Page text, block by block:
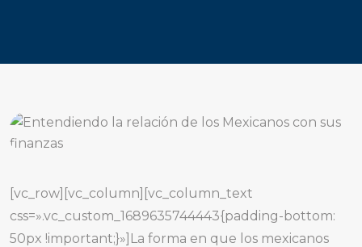
[vc_row][vc_column][vc_column_text
css=».vc_custom_1689635744443{padding-bottom:
50px !important;}»]La forma en que los mexicanos